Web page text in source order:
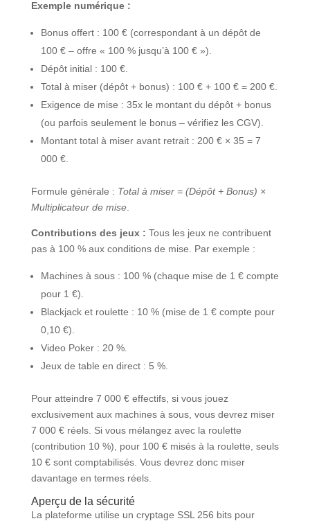
Exemple numérique :
Bonus offert : 100 € (correspondant à un dépôt de
100 € – offre « 100 % jusqu’à 100 € »).
Dépôt initial : 100 €.
Total à miser (dépôt + bonus) : 100 € + 100 € = 200 €.
Exigence de mise : 35x le montant du dépôt + bonus
(ou parfois seulement le bonus – vérifiez les CGV).
Montant total à miser avant retrait : 200 € × 35 = 7
000 €.
Formule générale : Total à miser = (Dépôt + Bonus) ×
Multiplicateur de mise.
Contributions des jeux : Tous les jeux ne contribuent
pas à 100 % aux conditions de mise. Par exemple :
Machines à sous : 100 % (chaque mise de 1 € compte
pour 1 €).
Blackjack et roulette : 10 % (mise de 1 € compte pour
0,10 €).
Video Poker : 20 %.
Jeux de table en direct : 5 %.
Pour atteindre 7 000 € effectifs, si vous jouez
exclusivement aux machines à sous, vous devrez miser
7 000 € réels. Si vous mélangez avec la roulette
(contribution 10 %), pour 100 € misés à la roulette, seuls
10 € sont comptabilisés. Vous devrez donc miser
davantage en termes réels.
Aperçu de la sécurité
La plateforme utilise un cryptage SSL 256 bits pour